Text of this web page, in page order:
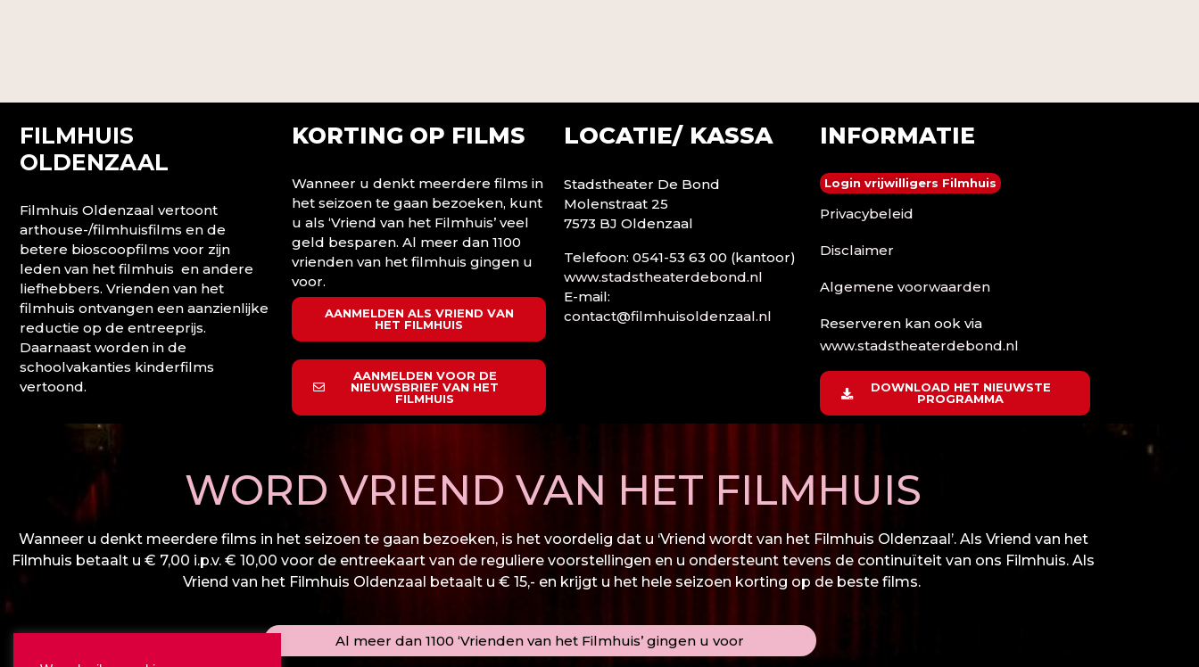
FILMHUIS
OLDENZAAL
Filmhuis Oldenzaal vertoont
arthouse-/filmhuisfilms en de
betere bioscoopfilms voor zijn
leden van het filmhuis en andere
liefhebbers. Vrienden van het
filmhuis ontvangen een aanzienlijke
reductie op de entreeprijs.
Daarnaast worden in de
schoolvakanties kinderfilms
vertoond.
KORTING OP FILMS
Wanneer u denkt meerdere films in
het seizoen te gaan bezoeken, kunt
u als ‘Vriend van het Filmhuis’ veel
geld besparen. Al meer dan 1100
vrienden van het filmhuis gingen u
voor.
AANMELDEN ALS VRIEND VAN
HET FILMHUIS
AANMELDEN VOOR DE
NIEUWSBRIEF VAN HET
FILMHUIS
WORD VRIEND VAN HET FILMHUIS
Wanneer u denkt meerdere films in het seizoen te gaan bezoeken, is het voordelig dat u ‘Vriend wordt van het Filmhuis Oldenzaal’. Als Vriend van het
Filmhuis betaalt u € 7,00 i.p.v. € 10,00 voor de entreekaart van de reguliere voorstellingen en u ondersteunt tevens de continuïteit van ons Filmhuis. Als
Vriend van het Filmhuis Oldenzaal betaalt u € 15,- en krijgt u het hele seizoen korting op de beste films.
Al meer dan 1100 ‘Vrienden van het Filmhuis’ gingen u voor
LOCATIE/ KASSA
Stadstheater De Bond
Molenstraat 25
7573 BJ Oldenzaal
Telefoon: 0541-53 63 00 (kantoor)
www.stadstheaterdebond.nl
E-mail:
contact@filmhuisoldenzaal.nl
INFORMATIE
Login vrijwilligers Filmhuis
Privacybeleid
Disclaimer
Algemene voorwaarden
Reserveren kan ook via
www.stadstheaterdebond.nl
DOWNLOAD HET NIEUWSTE
PROGRAMMA